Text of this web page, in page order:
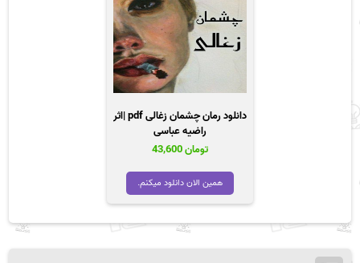
دانلود رمان چشمان زغالی pdf |اثر
راضیه عباسی
تومان
همین الان دانلود میکنم.